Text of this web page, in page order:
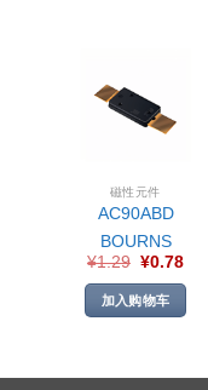
磁性元件
AC90ABD
BOURNS
¥1.29 ¥0.78
加入购物车